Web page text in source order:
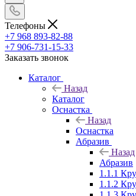
Телефоны
+7 968 893-82-88
+7 906-731-15-33
Заказать звонок
Каталог
Назад
Каталог
Оснастка
Назад
Оснастка
Абразив
Назад
Абразив
1.1.1
1.1.2